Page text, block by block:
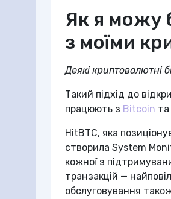
Як я можу
з моїми
Деякі криптовалютні
Такий підхід до
працюють з Bitcoin
HitBTC, яка
створила System
кожної з
транзакцій —
обслуговування